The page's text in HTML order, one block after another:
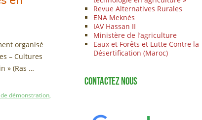
organisé
– Cultures
» (Ras …
de démonstration,
Revue Alternatives Rurales
ENA Meknès
IAV Hassan II
Ministère de l’agriculture
Eaux et Forêts et Lutte Contre la
Désertification (Maroc)
CONTACTEZ NOUS